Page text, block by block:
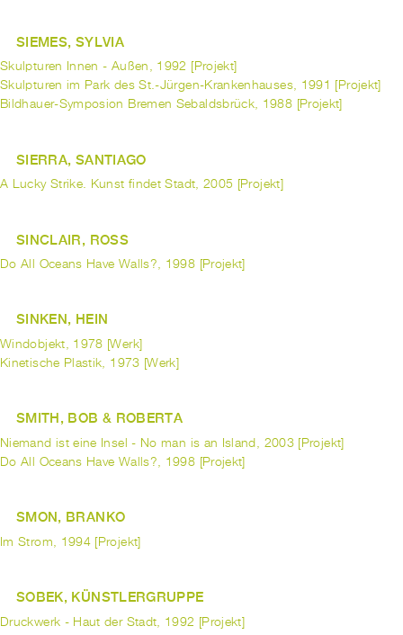
SIEMES, SYLVIA
Skulpturen Innen - Außen, 1992 [Projekt]
Skulpturen im Park des St.-Jürgen-Krankenhauses, 1991 [Projekt]
Bildhauer-Symposion Bremen Sebaldsbrück, 1988 [Projekt]
SIERRA, SANTIAGO
A Lucky Strike. Kunst findet Stadt, 2005 [Projekt]
SINCLAIR, ROSS
Do All Oceans Have Walls?, 1998 [Projekt]
SINKEN, HEIN
Windobjekt, 1978 [Werk]
Kinetische Plastik, 1973 [Werk]
SMITH, BOB & ROBERTA
Niemand ist eine Insel - No man is an Island, 2003 [Projekt]
Do All Oceans Have Walls?, 1998 [Projekt]
SMON, BRANKO
Im Strom, 1994 [Projekt]
SOBEK, KÜNSTLERGRUPPE
Druckwerk - Haut der Stadt, 1992 [Projekt]